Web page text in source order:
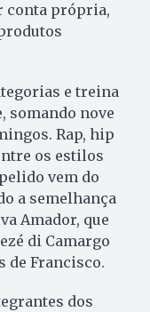
conta própria,
e treina
somando nove
Rap, hip
os estilos
vem do
a semelhança
Amador, que
di Camargo
de Francisco.
dos